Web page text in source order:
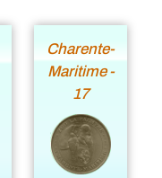
Charente-
Maritime -
17